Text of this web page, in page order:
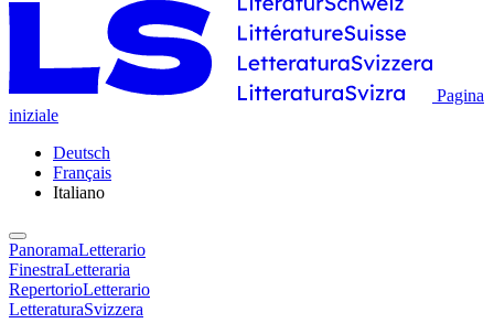
Pagina
iniziale
Deutsch
Français
Italiano
PanoramaLetterario
FinestraLetteraria
RepertorioLetterario
LetteraturaSvizzera